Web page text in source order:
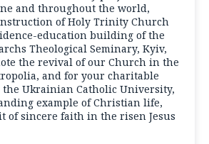
and throughout the world,
of Holy Trinity Church
education building of the
Theological Seminary, Kyiv,
the revival of our Church in the
and for your charitable
Ukrainian Catholic University,
example of Christian life,
of sincere faith in the risen Jesus